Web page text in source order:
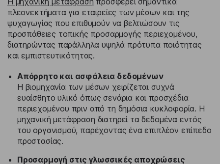
πλεονεκτήματα για εταιρείες των μέσων και της
ψυχαγωγίας που επιθυμούν να βελτιώσουν τις
προσπάθειες τοπικής προσαρμογής περιεχομένου,
διατηρώντας παράλληλα υψηλά πρότυπα ποιότητας
και εμπιστευτικότητας.
Απόρρητο και ασφάλεια δεδομένων
Η βιομηχανία των μέσων χειρίζεται συχνά
ευαίσθητο υλικό όπως σενάρια και προσχέδια
περιεχομένου πριν από τη δημόσια κυκλοφορία. Η
μηχανική μετάφραση διατηρεί τα δεδομένα εντός
του οργανισμού, παρέχοντας ένα επιπλέον επίπεδο
προστασίας.
Προσαρμογή στις γλωσσικές αποχρώσεις